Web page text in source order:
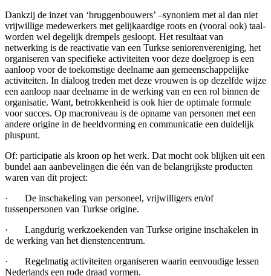
Dankzij de inzet van ‘bruggenbouwers’ –synoniem met al dan niet
vrijwillige medewerkers met gelijkaardige roots en (vooral ook) taal-
worden wel degelijk drempels gesloopt. Het resultaat van
netwerking is de reactivatie van een Turkse seniorenvereniging, het
organiseren van specifieke activiteiten voor deze doelgroep is een
aanloop voor de toekomstige deelname aan gemeenschappelijke
activiteiten. In dialoog treden met deze vrouwen is op dezelfde wijze
een aanloop naar deelname in de werking van en een rol binnen de
organisatie. Want, betrokkenheid is ook hier de optimale formule
voor succes. Op macroniveau is de opname van personen met een
andere origine in de beeldvorming en communicatie een duidelijk
pluspunt.
Of: participatie als kroon op het werk. Dat mocht ook blijken uit een
bundel aan aanbevelingen die één van de belangrijkste producten
waren van dit project:
· De inschakeling van personeel, vrijwilligers en/of
tussenpersonen van Turkse origine.
· Langdurig werkzoekenden van Turkse origine inschakelen in
de werking van het dienstencentrum.
· Regelmatig activiteiten organiseren waarin eenvoudige lessen
Nederlands een rode draad vormen.